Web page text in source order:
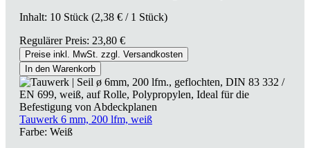
Inhalt: 10 Stück (2,38 € / 1 Stück)
Regulärer Preis: 23,80 €
Preise inkl. MwSt. zzgl. Versandkosten
In den Warenkorb
Tauwerk 6 mm, 200 lfm, weiß
Farbe: Weiß